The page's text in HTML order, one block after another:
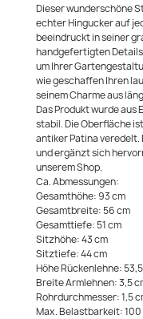
Dieser wunderschöne
echter Hingucker auf
beeindruckt in seiner
handgefertigten
um Ihrer
wie geschaffen Ihren
seinem Charme aus
Das Produkt wurde
stabil. Die Oberfläche
antiker Patina veredelt.
und ergänzt sich
unserem Shop.
Ca. Abmessungen:
Gesamthöhe: 93 cm
Gesamtbreite: 56 cm
Gesamttiefe: 51 cm
Sitzhöhe: 43 cm
Sitztiefe: 44 cm
Höhe Rückenlehne:
Breite Armlehnen: 3,5
Rohrdurchmesser: 1,5
Max. Belastbarkeit: 100